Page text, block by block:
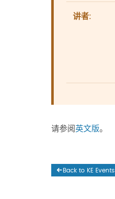
讲者:
请参阅 英文版。
Back to KE Events